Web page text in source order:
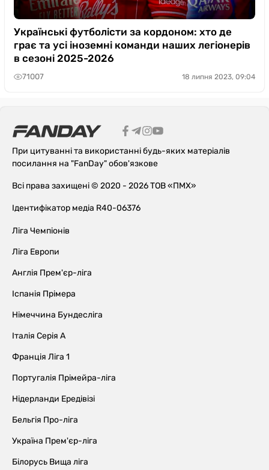
Українські футболісти за кордоном: хто де
грає та усі іноземні команди наших легіонерів
в сезоні 2025-2026
71007 18 липня 2023, 09:04
При цитуванні та використанні будь-яких матеріалів
посилання на "FanDay" обов'язкове
Всі права захищені © 2020 - 2026 ТОВ «ПМХ»
Ідентифікатор медіа R40-06376
Ліга Чемпіонів
Ліга Европи
Англія Прем'єр-ліга
Іспанія Прімера
Німеччина Бундесліга
Італія Серія А
Франція Ліга 1
Португалія Прімейра-ліга
Нідерланди Ередівізі
Бельгія Про-ліга
Україна Прем'єр-ліга
Білорусь Вища ліга